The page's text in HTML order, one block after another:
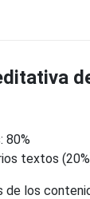
80%
textos
de los